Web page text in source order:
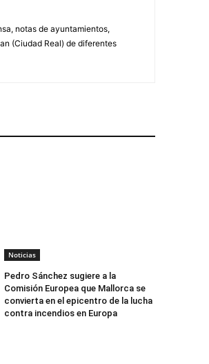
notas de ayuntamientos,
(Ciudad Real) de diferentes
Noticias
Pedro Sánchez sugiere a la
Comisión Europea que Mallorca se
convierta en el epicentro de la lucha
contra incendios en Europa